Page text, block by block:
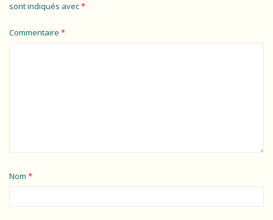
sont indiqués avec*
Commentaire *
Nom *